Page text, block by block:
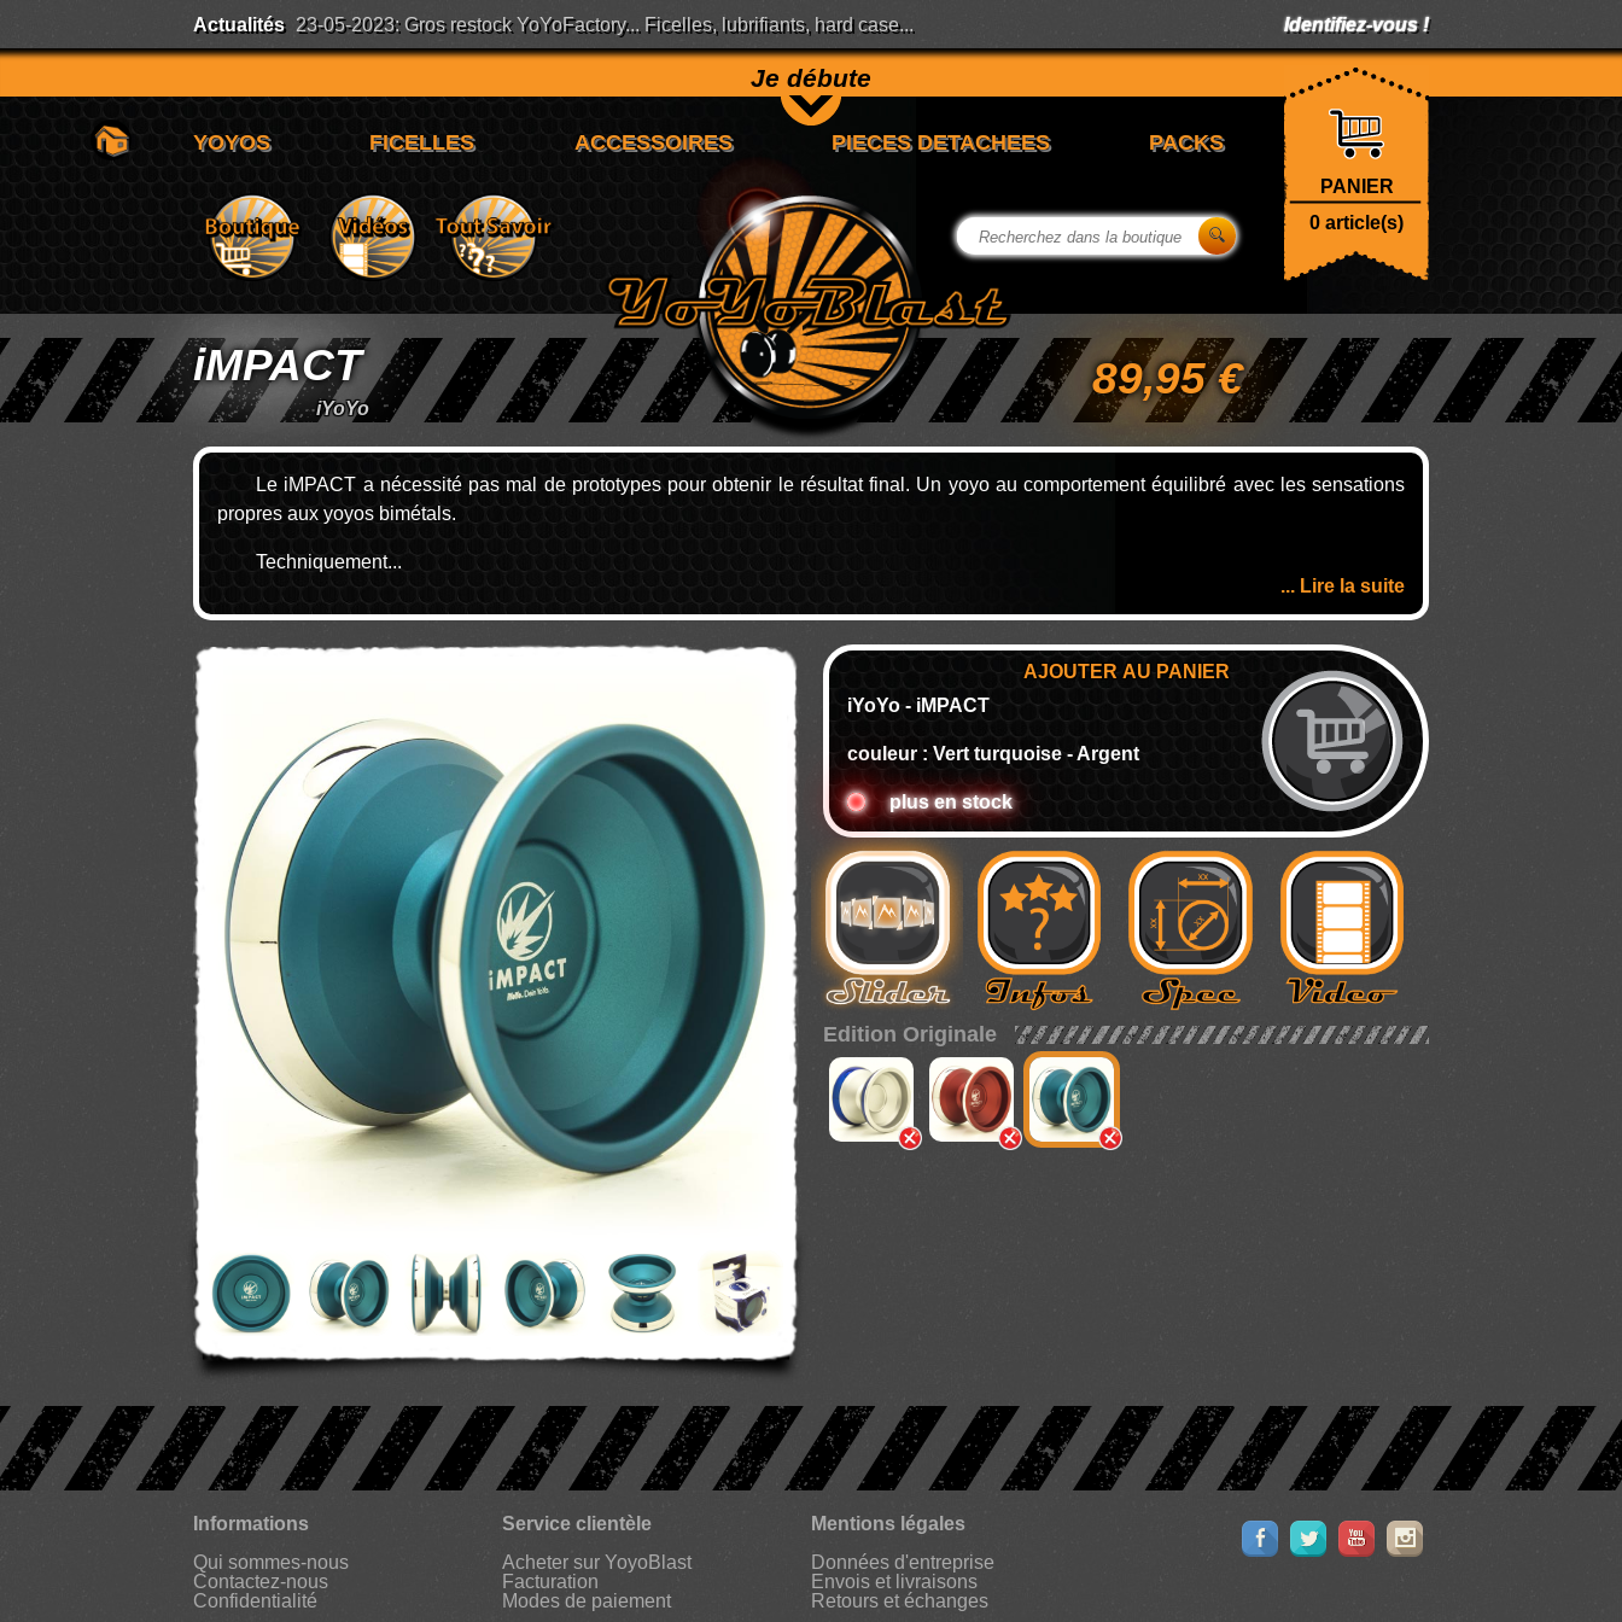
Actualités 23-05-2023: Gros restock YoYoFactory... Ficelles, lubrifiants, hard case... Identifiez-vous !
Je débute
PANIER
0 article(s)
iMPACT
iYoYo
89,95 €
Le iMPACT a nécessité pas mal de prototypes pour obtenir le résultat final. Un yoyo au comportement équilibré avec les sensations
propres aux yoyos bimétals.
Techniquement...
... Lire la suite
AJOUTER AU PANIER
iYoYo - iMPACT
couleur : Vert turquoise - Argent
plus en stock
Edition Originale
Informations
Qui sommes-nous
Contactez-nous
Confidentialité
Service clientèle
Acheter sur YoyoBlast
Facturation
Modes de paiement
Mentions légales
Données d'entreprise
Envois et livraisons
Retours et échanges